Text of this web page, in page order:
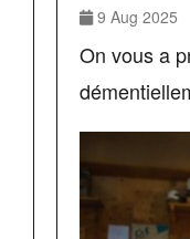
9 Aug 2025
On vous a